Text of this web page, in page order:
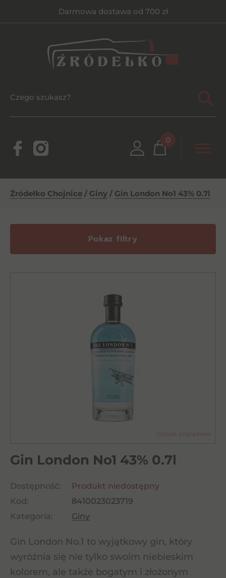
Darmowa dostawa od 700 zł
0
Źródełko Chojnice / Giny / Gin London No1 43% 0.7l
Pokaz filtry
Gin London No1 43% 0.7l
Dostępność:
Produkt niedostępny
Kod:
8410023023719
Kategoria:
Giny
Gin London No.1 to wyjątkowy gin, który
wyróżnia się nie tylko swoim niebieskim
kolorem, ale także bogatym i złożonym